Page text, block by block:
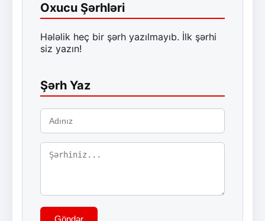
Oxucu Şərhləri
Hələlik heç bir şərh yazılmayıb. İlk şərhi
siz yazın!
Şərh Yaz